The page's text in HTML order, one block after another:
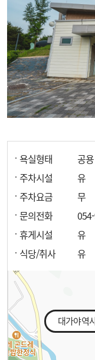
욕실형태
공용
주차시설
유
주차요금
무
문의전화
휴게시설
유
식당/취사
유
대가야역